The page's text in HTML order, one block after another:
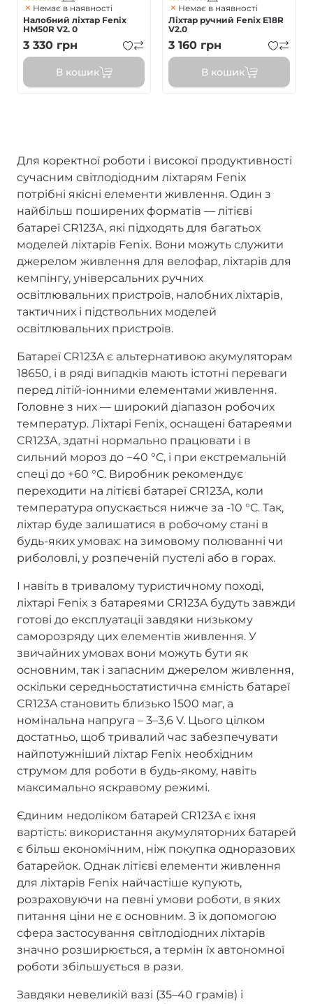
Немає в наявності
Налобний ліхтар Fenix
HM50R V2. 0
3 330 грн
В кошик
Немає в наявності
Ліхтар ручний Fenix E18R
V2.0
3 160 грн
В кошик
Для коректної роботи і високої продуктивності
сучасним світлодіодним ліхтарям Fenix
потрібні якісні елементи живлення. Один з
найбільш поширених форматів — літієві
батареї CR123A, які підходять для багатьох
моделей ліхтарів Fenix. Вони можуть служити
джерелом живлення для велофар, ліхтарів для
кемпінгу, універсальних ручних
освітлювальних пристроїв, налобних ліхтарів,
тактичних і підствольних моделей
освітлювальних пристроїв.
Батареї CR123A є альтернативою акумуляторам
18650, і в ряді випадків мають істотні переваги
перед літій-іонними елементами живлення.
Головне з них — широкий діапазон робочих
температур. Ліхтарі Fenix, оснащені батареями
CR123A, здатні нормально працювати і в
сильний мороз до −40 °C, і при екстремальній
спеці до +60 °C. Виробник рекомендує
переходити на літієві батареї CR123A, коли
температура опускається нижче за -10 °C. Так,
ліхтар буде залишатися в робочому стані в
будь-яких умовах: на зимовому полюванні чи
риболовлі, у розпеченій пустелі або в горах.
І навіть в тривалому туристичному поході,
ліхтарі Fenix з батареями CR123A будуть завжди
готові до експлуатації завдяки низькому
саморозряду цих елементів живлення. У
звичайних умовах вони можуть бути як
основним, так і запасним джерелом живлення,
оскільки середньостатистична ємність батареї
CR123A становить близько 1500 маг, а
номінальна напруга – 3–3,6 V. Цього цілком
достатньо, щоб тривалий час забезпечувати
найпотужніший ліхтар Fenix необхідним
струмом для роботи в будь-якому, навіть
максимально яскравому режимі.
Єдиним недоліком батарей CR123A є їхня
вартість: використання акумуляторних батарей
є більш економічним, ніж покупка одноразових
батарейок. Однак літієві елементи живлення
для ліхтарів Fenix найчастіше купують,
розраховуючи на певні умови роботи, в яких
питання ціни не є основним. З їх допомогою
сфера застосування світлодіодних ліхтарів
значно розширюється, а термін їх автономної
роботи збільшується в рази.
Завдяки невеликій вазі (35–40 грамів) і